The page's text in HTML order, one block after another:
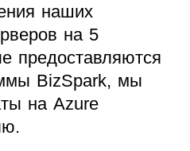
наших
на 5
предоставляются
BizSpark, мы
на Azure